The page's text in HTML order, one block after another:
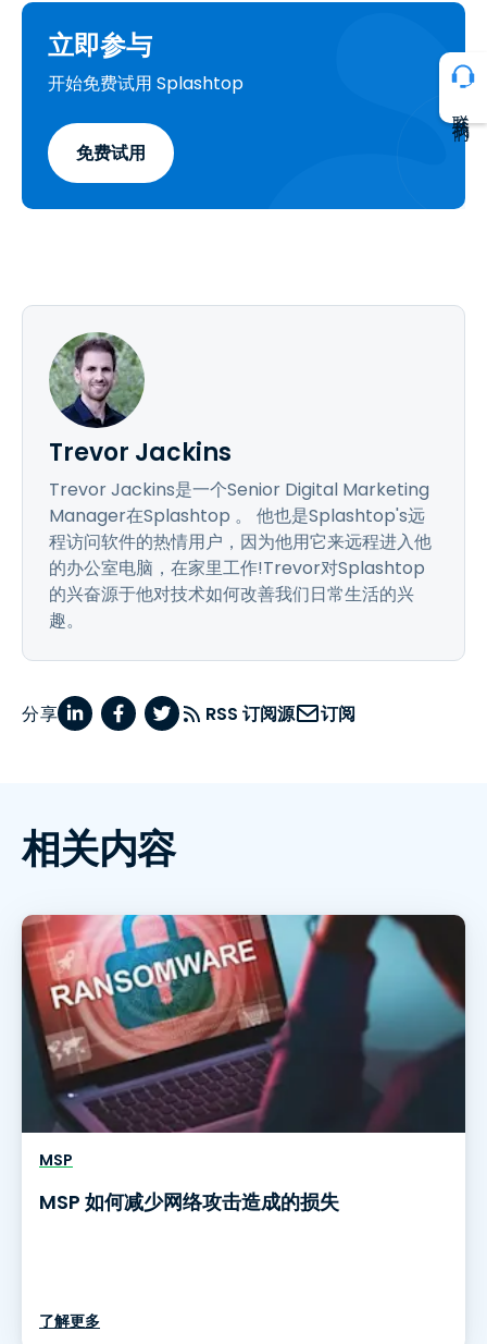
立即参与
开始免费试用 Splashtop
免费试用
Trevor Jackins
Trevor Jackins是一个Senior Digital Marketing
Manager在Splashtop 。 他也是Splashtop's远
程访问软件的热情用户，因为他用它来远程进入他
的办公室电脑，在家里工作!Trevor对Splashtop
的兴奋源于他对技术如何改善我们日常生活的兴
趣。
分享 RSS 订阅源 订阅
相关内容
MSP
MSP 如何减少网络攻击造成的损失
了解更多